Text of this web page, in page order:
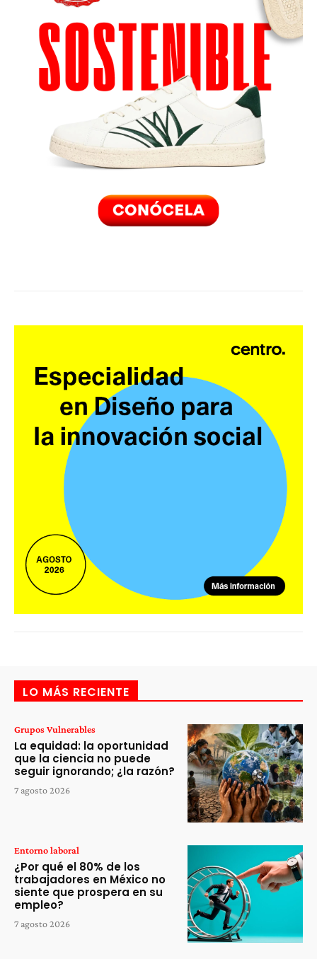
LO MÁS RECIENTE
Grupos Vulnerables
La equidad: la oportunidad
que la ciencia no puede
seguir ignorando; ¿la razón?
7 agosto 2026
Entorno laboral
¿Por qué el 80% de los
trabajadores en México no
siente que prospera en su
empleo?
7 agosto 2026